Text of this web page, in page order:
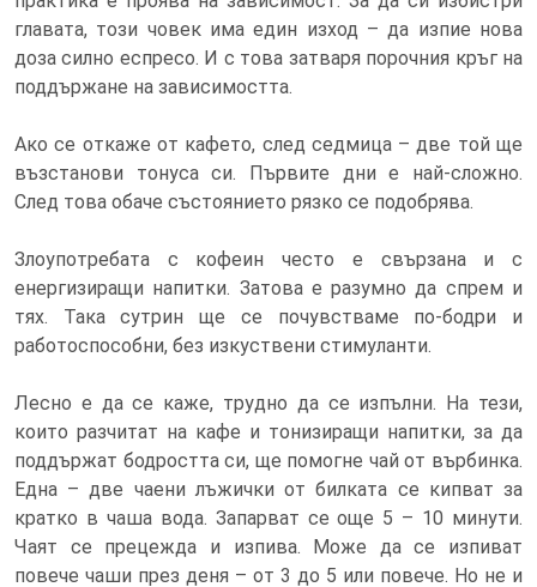
главата, този човек има един изход – да изпие нова
доза силно еспресо. И с това затваря порочния кръг на
поддържане на зависимостта.
Ако се откаже от кафето, след седмица – две той ще
възстанови тонуса си. Първите дни е най-сложно.
След това обаче състоянието рязко се подобрява.
Злоупотребата с кофеин често е свързана и с
енергизиращи напитки. Затова е разумно да спрем и
тях. Така сутрин ще се почувстваме по-бодри и
работоспособни, без изкуствени стимуланти.
Лесно е да се каже, трудно да се изпълни. На тези,
които разчитат на кафе и тонизиращи напитки, за да
поддържат бодростта си, ще помогне чай от върбинка.
Една – две чаени лъжички от билката се кипват за
кратко в чаша вода. Запарват се още 5 – 10 минути.
Чаят се прецежда и изпива. Може да се изпиват
повече чаши през деня – от 3 до 5 или повече. Но не и